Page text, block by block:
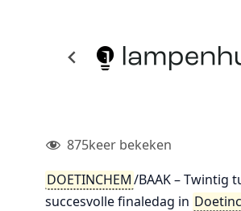
875keer bekeken
DOETINCHEM/BAAK – Twintig
succesvolle finaledag in